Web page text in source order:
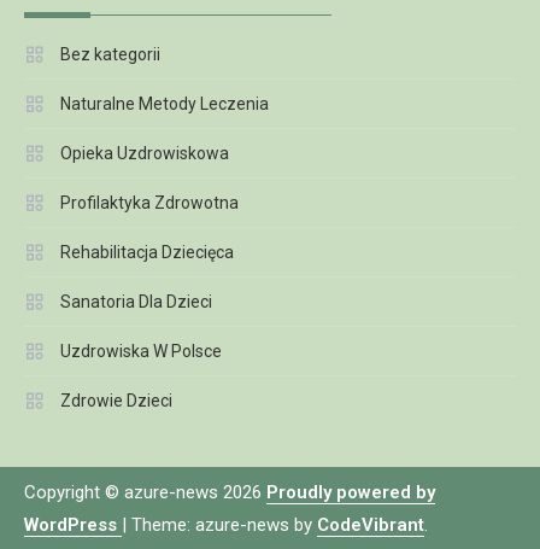
Bez kategorii
Naturalne Metody Leczenia
Opieka Uzdrowiskowa
Profilaktyka Zdrowotna
Rehabilitacja Dziecięca
Sanatoria Dla Dzieci
Uzdrowiska W Polsce
Zdrowie Dzieci
Copyright © azure-news 2026 Proudly powered by
WordPress | Theme: azure-news by CodeVibrant.